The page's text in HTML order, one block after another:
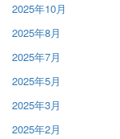
2025年10月
2025年8月
2025年7月
2025年5月
2025年3月
2025年2月